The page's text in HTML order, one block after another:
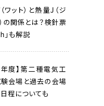
ワット）と熱量J（ジ
の関係とは？検針票
」も解説
年度】第二種電気工
会場と過去の会場
程についても